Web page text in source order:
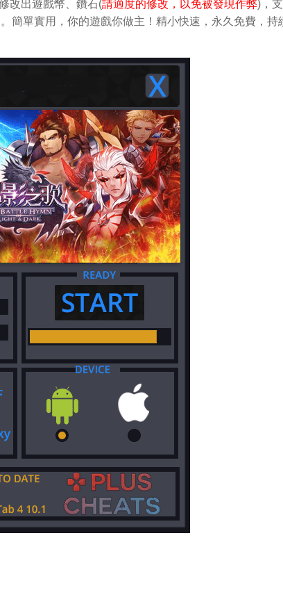
改出遊戲幣、鑽石(請適度的修改，以免被發現作弊)，
簡單實用，你的遊戲你做主！精小快速，永久免費，持